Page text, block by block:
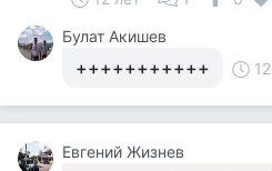
Булат Акишев
+++++++++++
Евгений Жизнев